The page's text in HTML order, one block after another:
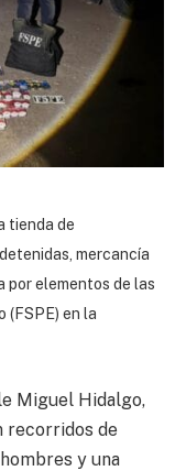
tienda de
mercancía
por elementos de las
(FSPE) en la
Miguel Hidalgo,
recorridos de
y una